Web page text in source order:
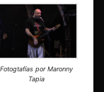
Fotogtafías por Maronny
Tapia